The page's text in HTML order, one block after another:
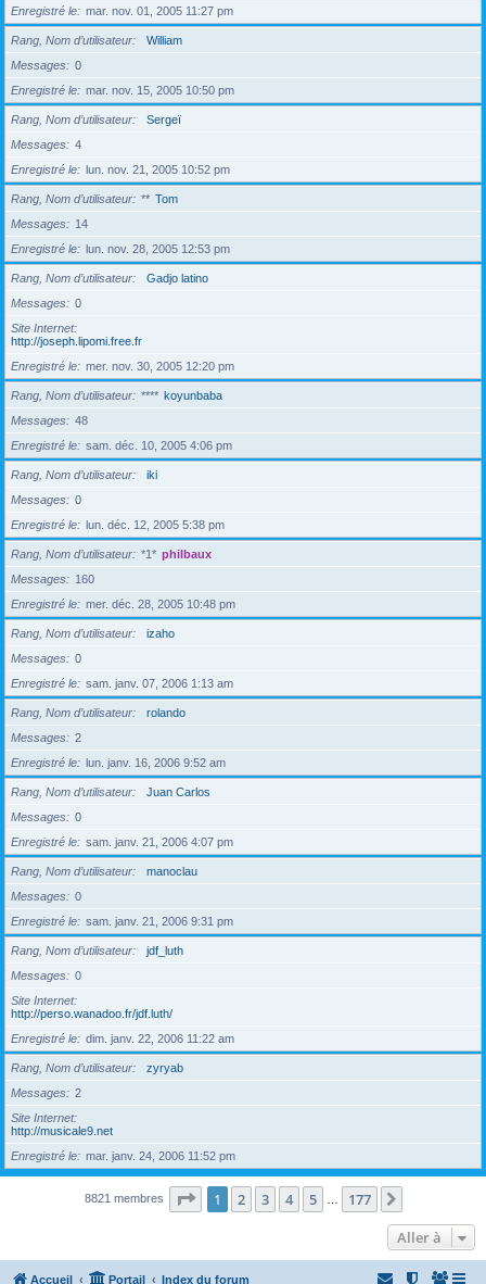
Enregistré le
mar. nov. 01, 2005 11:27 pm
Rang, Nom d’utilisateur
William
Messages
0
Enregistré le
mar. nov. 15, 2005 10:50 pm
Rang, Nom d’utilisateur
Sergeï
Messages
4
Enregistré le
lun. nov. 21, 2005 10:52 pm
Rang, Nom d’utilisateur ** Tom
Messages
14
Enregistré le
lun. nov. 28, 2005 12:53 pm
Rang, Nom d’utilisateur
Gadjo latino
Messages
0
Site Internet
http://joseph.lipomi.free.fr
Enregistré le
mer. nov. 30, 2005 12:20 pm
Rang, Nom d’utilisateur **** koyunbaba
Messages
48
Enregistré le
sam. déc. 10, 2005 4:06 pm
Rang, Nom d’utilisateur
iki
Messages
0
Enregistré le
lun. déc. 12, 2005 5:38 pm
Rang, Nom d’utilisateur *1* philbaux
Messages
160
Enregistré le
mer. déc. 28, 2005 10:48 pm
Rang, Nom d’utilisateur
izaho
Messages
0
Enregistré le
sam. janv. 07, 2006 1:13 am
Rang, Nom d’utilisateur
rolando
Messages
2
Enregistré le
lun. janv. 16, 2006 9:52 am
Rang, Nom d’utilisateur
Juan Carlos
Messages
0
Enregistré le
sam. janv. 21, 2006 4:07 pm
Rang, Nom d’utilisateur
manoclau
Messages
0
Enregistré le
sam. janv. 21, 2006 9:31 pm
Rang, Nom d’utilisateur
jdf_luth
Messages
0
Site Internet
http://perso.wanadoo.fr/jdf.luth/
Enregistré le
dim. janv. 22, 2006 11:22 am
Rang, Nom d’utilisateur
zyryab
Messages
2
Site Internet
http://musicale9.net
Enregistré le
mar. janv. 24, 2006 11:52 pm
8821 membres Page 1sur177
1 2 3 4 5 177
Aller à
Accueil Portail Index du forum